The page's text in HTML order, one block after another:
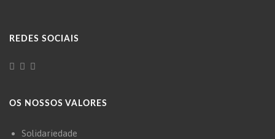
REDES SOCIAIS
OS NOSSOS VALORES
Solidariedade